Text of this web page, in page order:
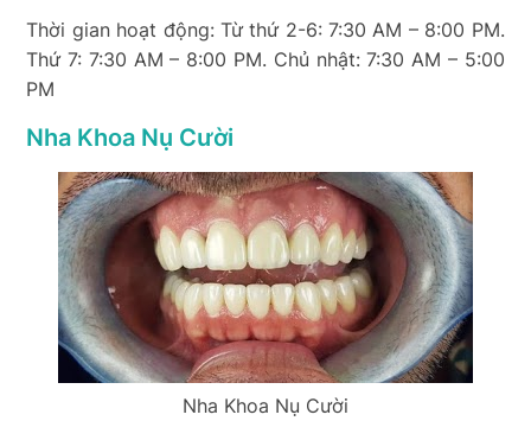
Thời gian hoạt động: Từ thứ 2-6: 7:30 AM – 8:00 PM.
Thứ 7: 7:30 AM – 8:00 PM. Chủ nhật: 7:30 AM – 5:00
PM
Nha Khoa Nụ Cười
Nha Khoa Nụ Cười